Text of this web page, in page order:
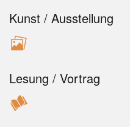
Kunst / Ausstellung
Lesung / Vortrag